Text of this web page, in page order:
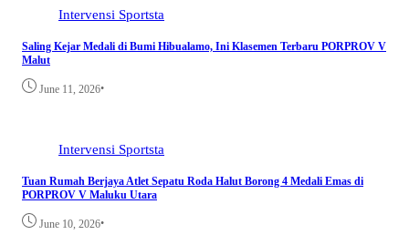
Intervensi Sportsta
Saling Kejar Medali di Bumi Hibualamo, Ini Klasemen Terbaru PORPROV V
Malut
June 11, 2026•
Intervensi Sportsta
Tuan Rumah Berjaya Atlet Sepatu Roda Halut Borong 4 Medali Emas di
PORPROV V Maluku Utara
June 10, 2026•